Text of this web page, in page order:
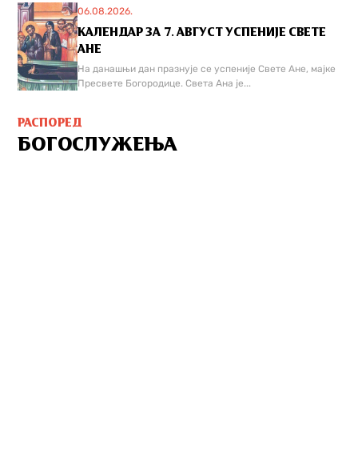
06.08.2026.
КАЛЕНДАР ЗА 7. АВГУСТ УСПЕНИЈЕ СВЕТЕ
АНЕ
На данашњи дан празнује се успеније Свете Ане, мајке
Пресвете Богородице. Света Ана је...
РАСПОРЕД
БОГОСЛУЖЕЊА